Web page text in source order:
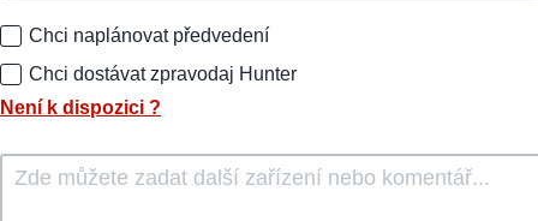
Chci naplánovat předvedení
Chci dostávat zpravodaj Hunter
Není k dispozici ?